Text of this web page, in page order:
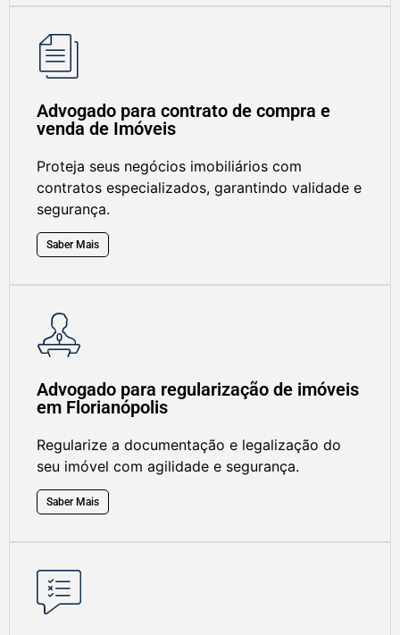
Advogado para contrato de compra e
venda de Imóveis
Proteja seus negócios imobiliários com
contratos especializados, garantindo validade e
segurança.
Saber Mais
Advogado para regularização de imóveis
em Florianópolis
Regularize a documentação e legalização do
seu imóvel com agilidade e segurança.
Saber Mais